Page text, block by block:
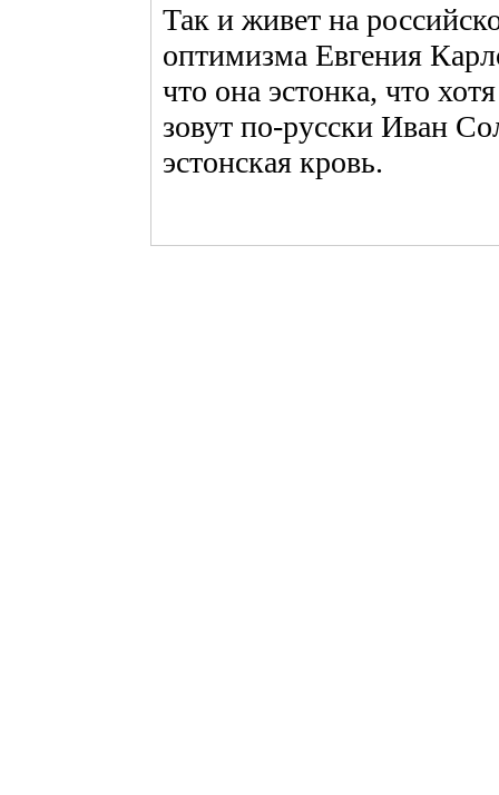
Так и живет на
оптимизма Евгения
что она эстонка, что
зовут по-русски Иван
эстонская кровь.